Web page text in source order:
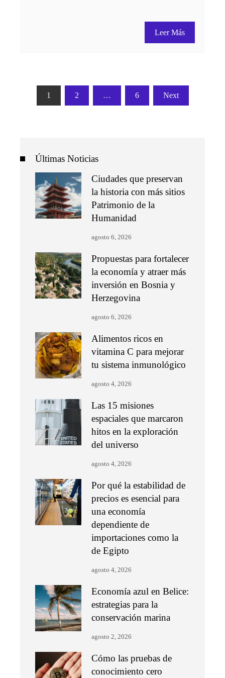
Leer Más
Paginación
1 2 … 6 Next
Últimas Noticias
Ciudades que preservan
la historia con más sitios
Patrimonio de la
Humanidad
agosto 6, 2026
Propuestas para fortalecer
la economía y atraer más
inversión en Bosnia y
Herzegovina
agosto 6, 2026
Alimentos ricos en
vitamina C para mejorar
tu sistema inmunológico
agosto 4, 2026
Las 15 misiones
espaciales que marcaron
hitos en la exploración
del universo
agosto 4, 2026
Por qué la estabilidad de
precios es esencial para
una economía
dependiente de
importaciones como la
de Egipto
agosto 4, 2026
Economía azul en Belice:
estrategias para la
conservación marina
agosto 2, 2026
Cómo las pruebas de
conocimiento cero